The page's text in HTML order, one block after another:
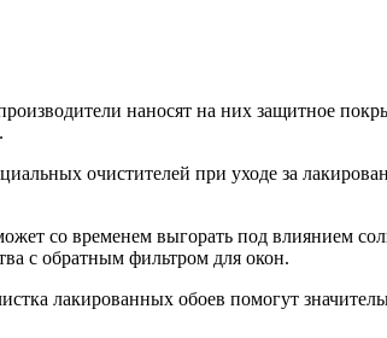
наносят на них защитное
очистителей при уходе за
со временем выгорать под влиянием
с обратным фильтром для окон.
лакированных обоев помогут